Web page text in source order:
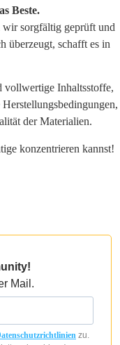
Beste.
wir sorgfältig geprüft und
überzeugt, schafft es in
vollwertige Inhaltsstoffe,
der Materialien.
konzentrieren kannst!
Mail.
zu.